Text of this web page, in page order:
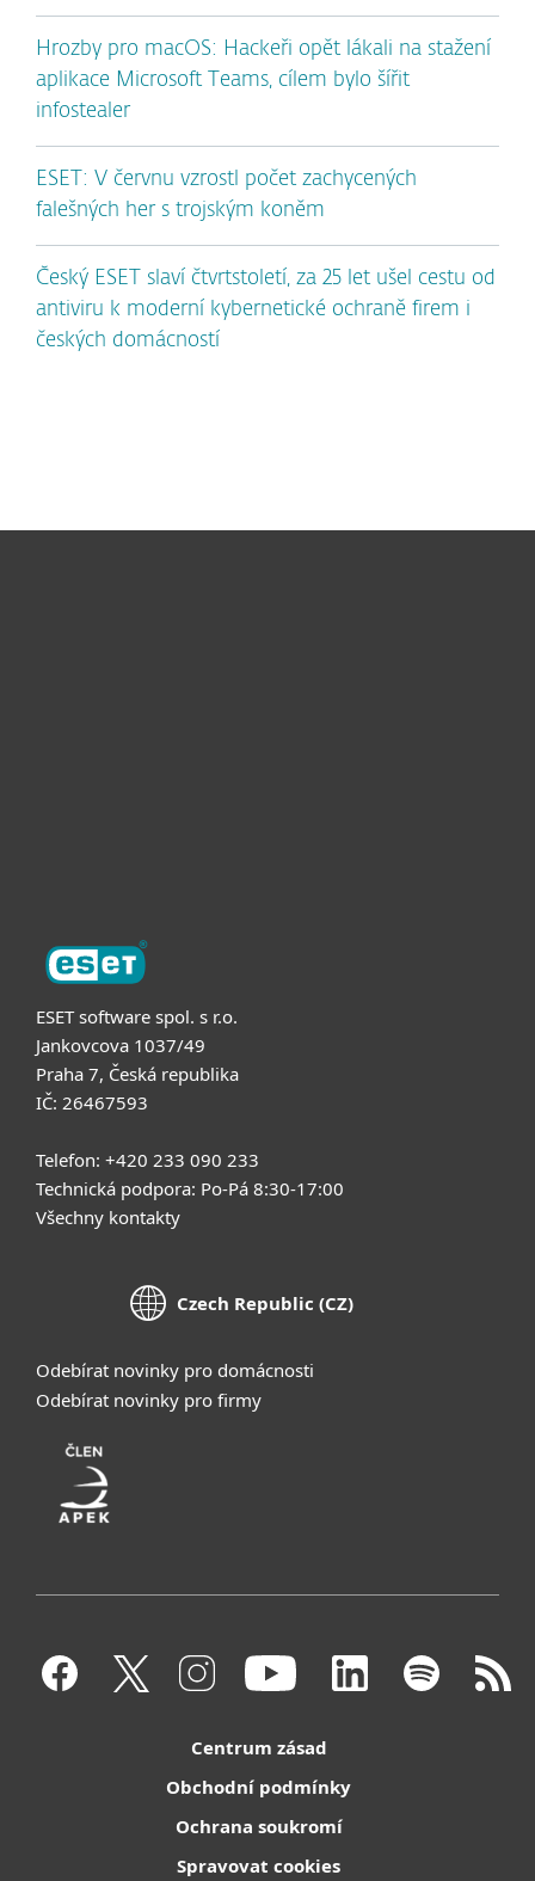
Hrozby pro macOS: Hackeři opět lákali na stažení
aplikace Microsoft Teams, cílem bylo šířit
infostealer
ESET: V červnu vzrostl počet zachycených
falešných her s trojským koněm
Český ESET slaví čtvrtstoletí, za 25 let ušel cestu od
antiviru k moderní kybernetické ochraně firem i
českých domácností
ESET software spol. s r.o.
Jankovcova 1037/49
Praha 7, Česká republika
IČ: 26467593
Telefon: +420 233 090 233
Technická podpora: Po-Pá 8:30-17:00
Všechny kontakty
Czech Republic (CZ)
Odebírat novinky pro domácnosti
Odebírat novinky pro firmy
Centrum zásad
Obchodní podmínky
Ochrana soukromí
Spravovat cookies